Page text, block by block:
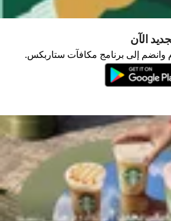
الآن
وانضم إلى برنامج مكافآت ستاربكس.